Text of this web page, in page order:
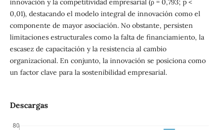
0,01), destacando el modelo integral de innovación como el
componente de mayor asociación. No obstante, persisten
limitaciones estructurales como la falta de financiamiento, la
escasez de capacitación y la resistencia al cambio
organizacional. En conjunto, la innovación se posiciona como
un factor clave para la sostenibilidad empresarial.
Descargas